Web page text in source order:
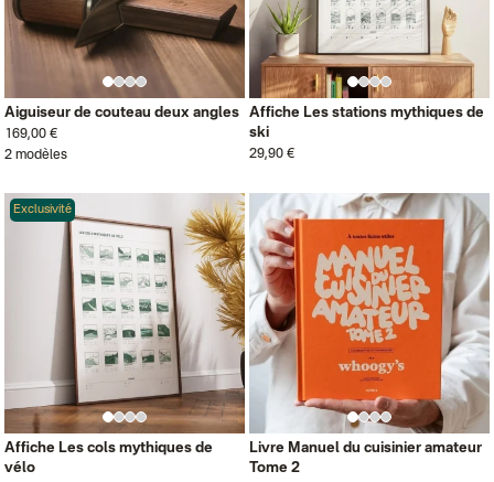
Aiguiseur de couteau deux angles
169,00 €
2 modèles
Affiche Les stations mythiques de
ski
29,90 €
Exclusivité
Affiche Les cols mythiques de
vélo
Livre Manuel du cuisinier amateur
Tome 2